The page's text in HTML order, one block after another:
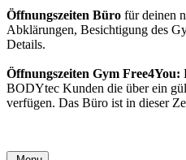
Öffnungszeiten Büro für deinen
Abklärungen, Besichtigung des
Details.
Öffnungszeiten Gym Free4You:
BODYtec Kunden die über ein
verfügen. Das Büro ist in dieser